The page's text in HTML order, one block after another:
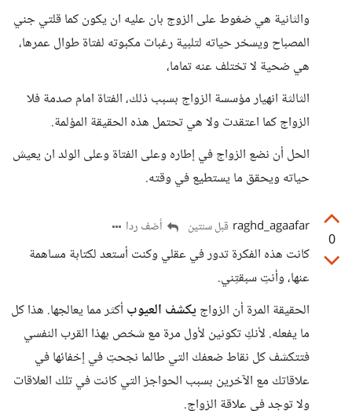
والثانية هي ضغوط على الزوج بان عليه ان يكون كما قلتي جني
المصباح ويسخر حياته لتلبية رغبات مكبوته لفتاة طوال عمرها،
هي ضحية لا تختلف عنه تماما،
الثالثة انهيار مؤسسة الزواج بسبب ذلك، الفتاة امام صدمة فلا
الزواج كما اعتقدت ولا هي تحتمل هذه الحقيقة المؤلمة.
الحل أن نضع الزواج في إطاره وعلى الفتاة وعلى الولد ان يعيش
حياته ويحقق ما يستطيع في وقته.
0
raghd_agaafar قبل سنتين أضف ردا
كانت هذه الفكرة تدور في عقلي وكنت أستعد لكتابة مساهمة
عنها، وأنتِ سبقتِني.
الحقيقة المرة أن الزواج يكشف العيوب أكثر مما يعالجها. هذا كل
ما يفعله. لأنكِ تكونين لأول مرة مع شخص بهذا القرب النفسي
فتتكشف كل نقاط ضعفك التي طالما نجحتِ في إخفائها في
علاقاتك مع الآخرين بسبب الحواجز التي كانت في تلك العلاقات
ولا توجد في علاقة الزواج.